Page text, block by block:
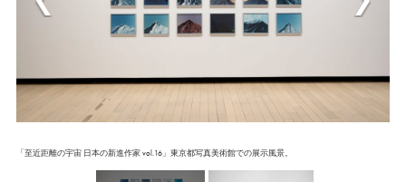
「至近距離の宇宙 日本の新進作家 vol.16」東京都写真美術館での展示風景。